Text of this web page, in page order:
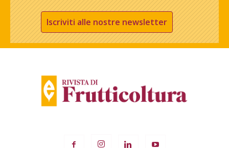
Iscriviti alle nostre newsletter